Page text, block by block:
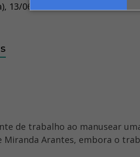
13/06/2000.
de trabalho ao manusear
Arantes, embora o